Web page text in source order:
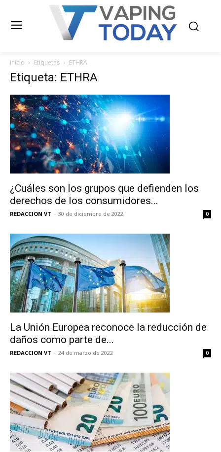
Inicio Etiquetas ETHRA
Etiqueta: ETHRA
¿Cuáles son los grupos que defienden los
derechos de los consumidores...
REDACCION VT - 30 de diciembre de 2022 0
La Unión Europea reconoce la reducción de
daños como parte de...
REDACCION VT - 24 de marzo de 2022 0